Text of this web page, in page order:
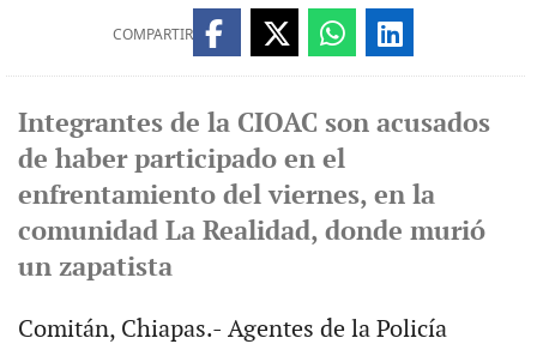
COMPARTIR
Integrantes de la CIOAC son acusados
de haber participado en el
enfrentamiento del viernes, en la
comunidad La Realidad, donde murió
un zapatista
Comitán, Chiapas.- Agentes de la Policía